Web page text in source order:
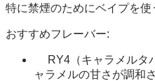
特に禁煙のためにベイプを使
おすすめフレーバー:
RY4（キャラメルタ
ャラメルの甘さが調和